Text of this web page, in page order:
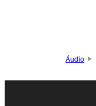
Áudio